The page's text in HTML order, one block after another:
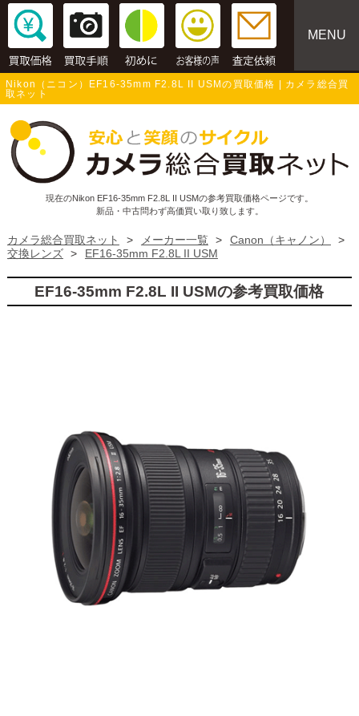
MENU
Nikon（ニコン）EF16-35mm F2.8L II USMの買取価格 | カメラ総合買
取ネット
現在のNikon EF16-35mm F2.8L II USMの参考買取価格ページです。
新品・中古問わず高価買い取り致します。
カメラ総合買取ネット > メーカー一覧 > Canon（キャノン）
>
交換レンズ > EF16-35mm F2.8L II USM
EF16-35mm F2.8L II USMの参考買取価格